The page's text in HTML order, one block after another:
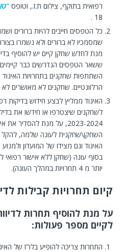
רפואית בתוקף, צילום ת.ז., וטופס "
18 .
כל הטפסים חייבים להיות ברורים
שמסמכיו לא ברורים ולא נשמרו
מנת לחדש שחקן קיים יש להוסיף
ששאר הטפסים הנדרשים כבר
הרלוונטיים. שחקנים לא מאושרים לא
האיגוד ממליץ לבצע חידוש בדיקות
לשחקנים שיצטרפו או חידשו את
2023-2024, על מנת
השחקן\שחקנית לעונה שלמה,
האיגוד וגם מצידו של המועדון
בסוף עונה (שחקן ללא אישור
יותר מ 4 תחרויות במהלך העונה).
קיום תחרויות קבילות
על מנת להוסיף תחרות
לקיים מספר פעולות:
התחרות צריכה להופיע בלו"ז של